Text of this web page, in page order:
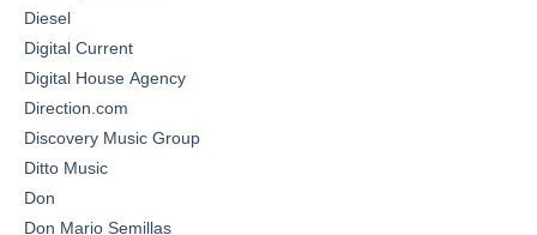
Diesel
Digital Current
Digital House Agency
Direction.com
Discovery Music Group
Ditto Music
Don
Don Mario Semillas